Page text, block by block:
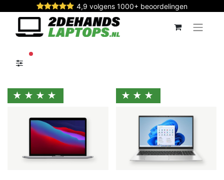
4,9 volgens 1000+ beoordelingen
actieve filters
★★★★ ★★★